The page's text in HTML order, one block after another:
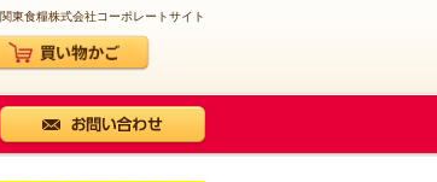
関東食糧株式会社コーポレートサイト